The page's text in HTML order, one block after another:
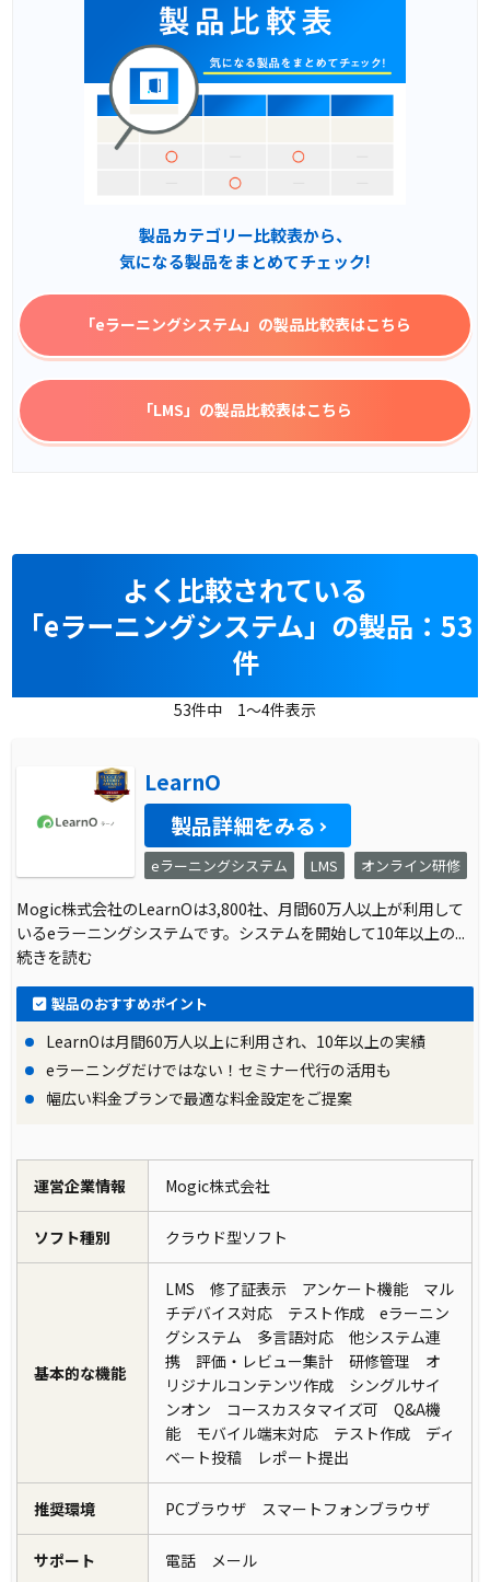
製品カテゴリー比較表から、
気になる製品をまとめてチェック!
「eラーニングシステム」 の製品比較表はこちら
「LMS」 の製品比較表はこちら
よく比較されている
「eラーニングシステム」の製品：53
件
53件中 1～4件表示
LearnO
製品詳細をみる
eラーニングシステム LMS オンライン研修
Mogic株式会社のLearnOは3,800社、月間60万人以上が利用して
いるeラーニングシステムです。システムを開始して10年以上の...
続きを読む
製品のおすすめポイント
LearnOは月間60万人以上に利用され、10年以上の実績
eラーニングだけではない！セミナー代行の活用も
幅広い料金プランで最適な料金設定をご提案
運営企業情報 Mogic株式会社
ソフト種別 クラウド型ソフト
基本的な機能
LMS 修了証表示 アンケート機能 マル
チデバイス対応 テスト作成 eラーニン
グシステム 多言語対応 他システム連
携 評価・レビュー集計 研修管理 オ
リジナルコンテンツ作成 シングルサイ
ンオン コースカスタマイズ可 Q&A機
能 モバイル端末対応 テスト作成 ディ
ベート投稿 レポート提出
推奨環境 PCブラウザ スマートフォンブラウザ
サポート 電話 メール